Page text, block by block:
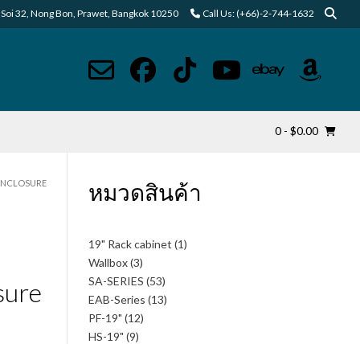
32, Nong Bon, Prawet, Bangkok 10250 Call Us: (+66)-2-744-1632
0 - $0.00
หมวดสินค้า
19" Rack cabinet 11
Wallbox 33
สินค้า
SA-SERIES 5353
สินค้า
EAB-Series 1313
PF-19" 1212
HS-19" 99